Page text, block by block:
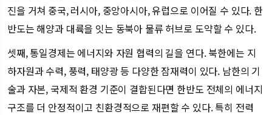
진을 거쳐 중국, 러시아, 중앙아시아, 유럽으로 이어질 수 있다. 한
반도는 해양과 대륙을 잇는 동북아 물류 허브로 도약할 수 있다.
셋째, 통일경제는 에너지와 자원 협력의 길을 연다. 북한에는 지
하자원과 수력, 풍력, 태양광 등 다양한 잠재력이 있다. 남한의 기
술과 자본, 국제적 환경 기준이 결합된다면 한반도 전체의 에너지
구조를 더 안정적이고 친환경적으로 재편할 수 있다. 특히 전력